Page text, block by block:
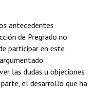
antecedentes
de Pregrado no
participar en este
las dudas u objeciones
el desarrollo que ha